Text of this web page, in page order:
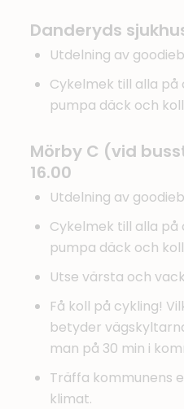
Danderyds
Utdelning av
Cykelmek till alla
pumpa däck och
Mörby C (vid
16.00
Utdelning av
Cykelmek till alla
pumpa däck och
Utse värsta och
Få koll på cykling!
betyder
man på 30 min i
Träffa kommunens
klimat.